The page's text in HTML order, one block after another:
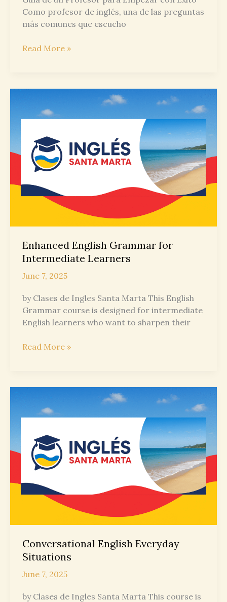
Como profesor de inglés, una de las preguntas
más comunes que escucho
¿Qué
aprender
Read More »
Enhanced English Grammar for
Intermediate Learners
June 7, 2025
by Clases de Ingles Santa Marta This English
Grammar course is designed for intermediate
English learners who want to sharpen their
Enhanced
Learners
Read More »
Conversational English Everyday
Situations
June 7, 2025
by Clases de Ingles Santa Marta This course is